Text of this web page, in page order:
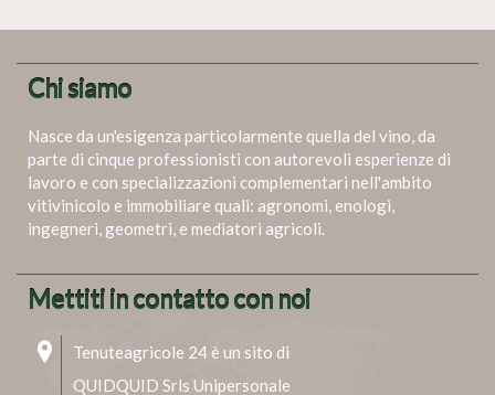
Chi siamo
Nasce da un'esigenza particolarmente quella del vino, da
parte di cinque professionisti con autorevoli esperienze di
lavoro e con specializzazioni complementari nell'ambito
vitivinicolo e immobiliare quali: agronomi, enologi,
ingegneri, geometri, e mediatori agricoli.
Mettiti in contatto con noi
Tenuteagricole 24 è un sito di
QUIDQUID Srls Unipersonale